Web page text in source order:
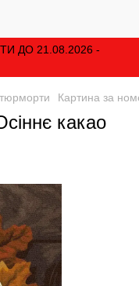
ДО 21.08.2026 -
Картина за
какао